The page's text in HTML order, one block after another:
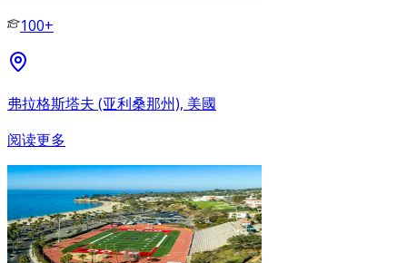
100+
弗拉格斯塔夫 (亚利桑那州), 美國
阅读更多